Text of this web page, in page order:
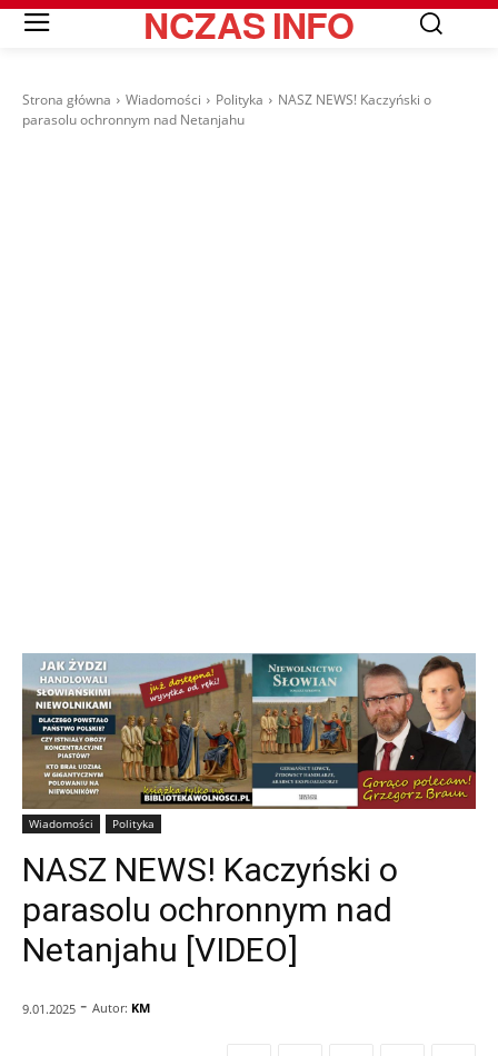
NCZASINFO
Strona główna Wiadomości Polityka
NASZ NEWS! Kaczyński o
parasolu ochronnym nad Netanjahu
Wiadomości Polityka
NASZ NEWS! Kaczyński o
parasolu ochronnym nad
Netanjahu [VIDEO]
9.01.2025 - Autor: KM